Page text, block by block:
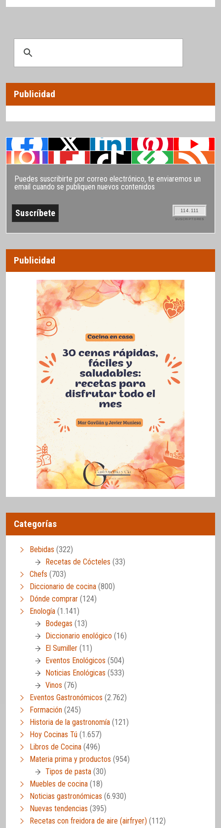
Publicidad
Puedes suscribirte por correo electrónico, te enviaremos un
email cuando se publiquen nuevos contenidos
114.111
SUSCRIPTORES
Publicidad
Categorías
Bebidas (322)
Recetas de Cócteles (33)
Chefs (703)
Diccionario de cocina (800)
Dónde comprar (124)
Enología (1.141)
Bodegas (13)
Diccionario enológico (16)
El Sumiller (11)
Eventos Enológicos (504)
Noticias Enológicas (533)
Vinos (76)
Eventos Gastronómicos (2.762)
Formación (245)
Historia de la gastronomía (121)
Hoy Cocinas Tú (1.657)
Libros de Cocina (496)
Materia prima y productos (954)
Tipos de pasta (30)
Muebles de cocina (18)
Noticias gastronómicas (6.930)
Nuevas tendencias (395)
Recetas con freidora de aire (airfryer) (112)